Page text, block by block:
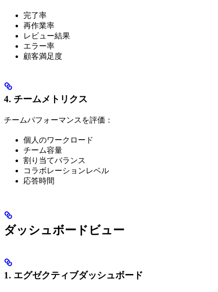
完了率
再作業率
レビュー結果
エラー率
顧客満足度
4. チームメトリクス
チームパフォーマンスを評価：
個人のワークロード
チーム容量
割り当てバランス
コラボレーションレベル
応答時間
ダッシュボードビュー
1. エグゼクティブダッシュボード